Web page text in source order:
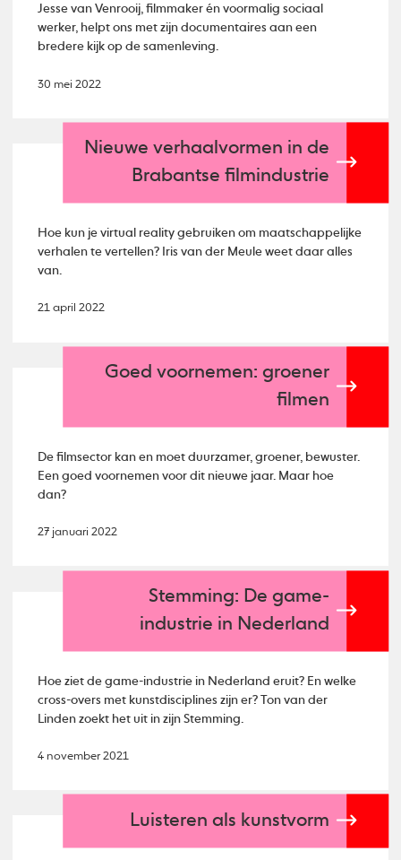
Jesse van Venrooij, filmmaker én voormalig sociaal
werker, helpt ons met zijn documentaires aan een
bredere kijk op de samenleving.
30 mei 2022
Nieuwe verhaalvormen in de
Brabantse filmindustrie
Hoe kun je virtual reality gebruiken om maatschappelijke
verhalen te vertellen? Iris van der Meule weet daar alles
van.
21 april 2022
Goed voornemen: groener
filmen
De filmsector kan en moet duurzamer, groener, bewuster.
Een goed voornemen voor dit nieuwe jaar. Maar hoe
dan?
27 januari 2022
Stemming: De game-
industrie in Nederland
Hoe ziet de game-industrie in Nederland eruit? En welke
cross-overs met kunstdisciplines zijn er? Ton van der
Linden zoekt het uit in zijn Stemming.
4 november 2021
Luisteren als kunstvorm